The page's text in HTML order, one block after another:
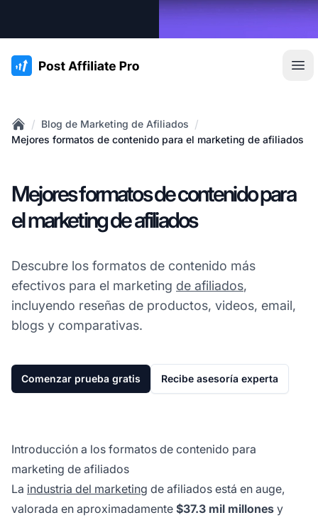
:site.title
Home
/ Blog de Marketing de Afiliados /
Mejores formatos de contenido para el marketing de afiliados
Mejores formatos de contenido para
el marketing de afiliados
Descubre los formatos de contenido más
efectivos para el marketing de afiliados,
incluyendo reseñas de productos, videos, email,
blogs y comparativas.
Comenzar prueba gratis Recibe asesoría experta
Introducción a los formatos de contenido para
marketing de afiliados
La industria del marketing de afiliados está en auge,
valorada en aproximadamente $37.3 mil millones y